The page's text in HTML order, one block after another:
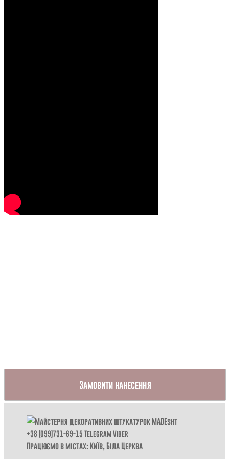
Замовити нанесення
+38 (099)731-69-15 TelegramViber
Працюємо в містах: Київ,Біла Церква